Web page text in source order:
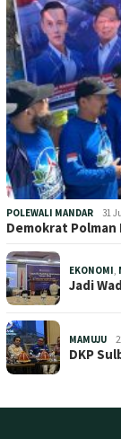
POLEWALI MANDAR 31
Demokrat
EKONOMI,
Jadi
MAMUJU
DKP